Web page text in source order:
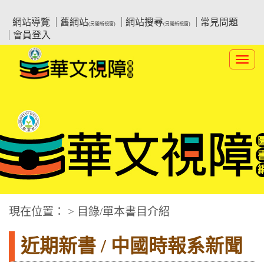
要
網站導覽
舊網站(另開新視窗) 網站搜尋(另開新視窗)
常見問題
會員登入
:::中央區塊
華文視障電子圖書網
現在位置： > 目錄/單本書目介紹
近期新書 / 中國時報系新聞